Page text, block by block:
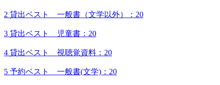
2 貸出ベスト 一般書（文学以外）：20
3 貸出ベスト 児童書：20
4 貸出ベスト 視聴覚資料：20
5 予約ベスト 一般書(文学)：20